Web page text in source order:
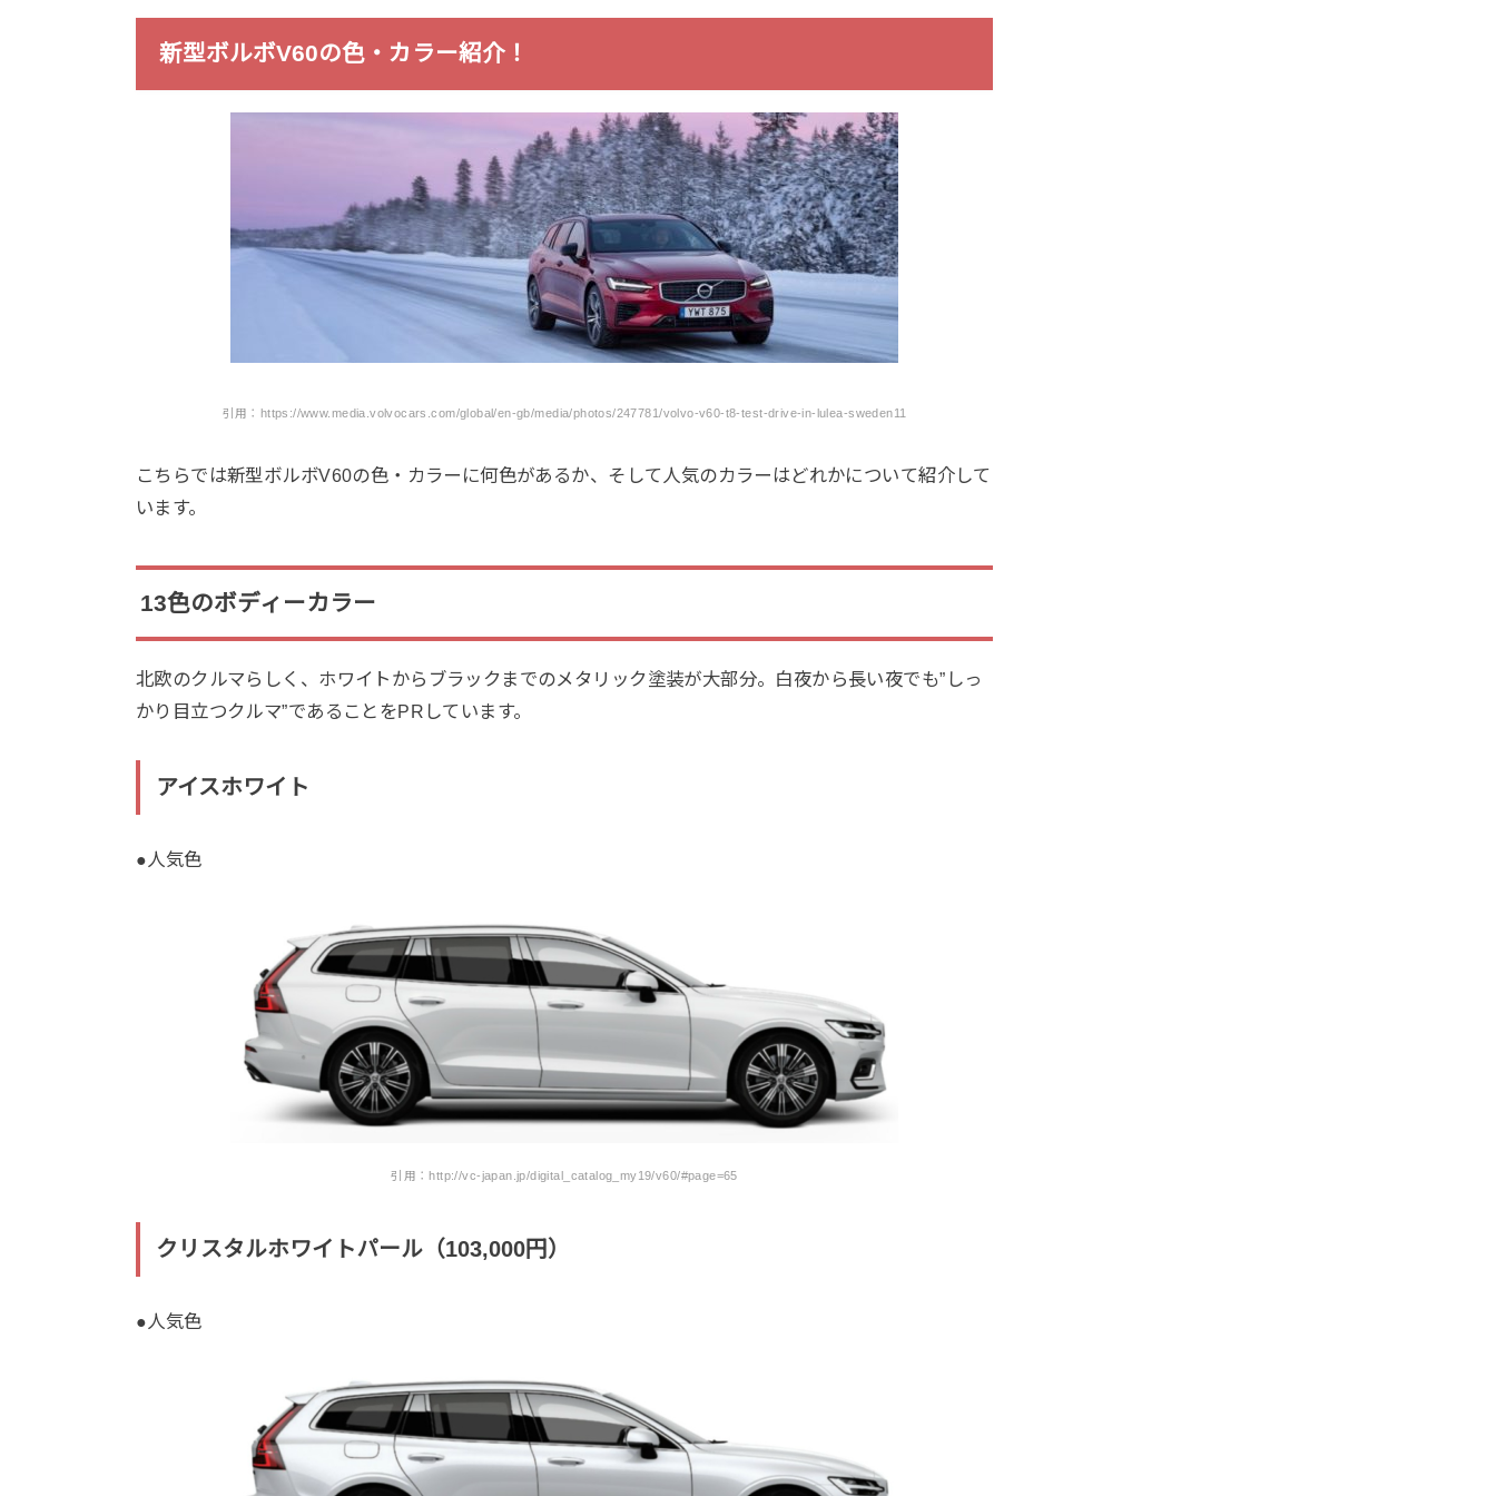
新型ボルボV60の色・カラー紹介！
引用：https://www.media.volvocars.com/global/en-gb/media/photos/247781/volvo-v60-t8-test-drive-in-lulea-sweden11
こちらでは新型ボルボV60の色・カラーに何色があるか、そして人気のカラーはどれかについて紹介して
います。
13色のボディーカラー
北欧のクルマらしく、ホワイトからブラックまでのメタリック塗装が大部分。白夜から長い夜でも”しっ
かり目立つクルマ”であることをPRしています。
アイスホワイト
●人気色
引用：http://vc-japan.jp/digital_catalog_my19/v60/#page=65
クリスタルホワイトパール（103,000円）
●人気色